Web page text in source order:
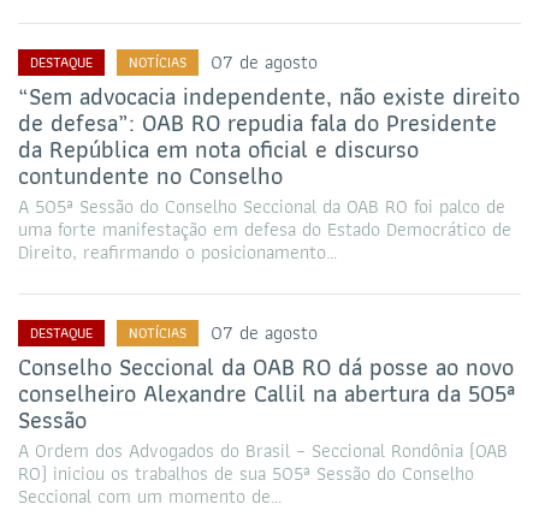
DESTAQUE NOTÍCIAS 07 de agosto
“Sem advocacia independente, não existe direito
de defesa”: OAB RO repudia fala do Presidente
da República em nota oficial e discurso
contundente no Conselho
A 505ª Sessão do Conselho Seccional da OAB RO foi palco de
uma forte manifestação em defesa do Estado Democrático de
Direito, reafirmando o posicionamento…
DESTAQUE NOTÍCIAS 07 de agosto
Conselho Seccional da OAB RO dá posse ao novo
conselheiro Alexandre Callil na abertura da 505ª
Sessão
A Ordem dos Advogados do Brasil – Seccional Rondônia (OAB
RO) iniciou os trabalhos de sua 505ª Sessão do Conselho
Seccional com um momento de…